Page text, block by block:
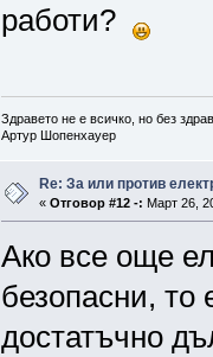
работи?
Здравето не е всичко, но без
Артур Шопенхауер
Re: За или против
« Отговор #12 -: Март 26,
Ако все още
безопасни,
достатъчно